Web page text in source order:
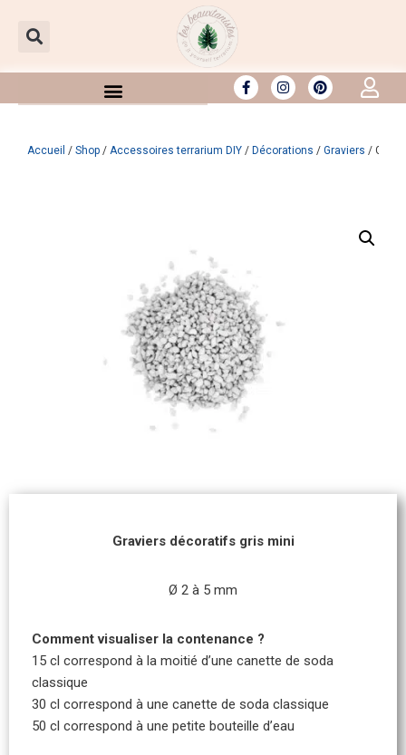
Aller
au
Accueil / Shop / Accessoires terrarium DIY / Décorations / Graviers /
Graviers décoratifs gris mini
Ø 2 à 5 mm
Comment visualiser la contenance ?
15 cl correspond à la moitié d’une canette de soda
classique
30 cl correspond à une canette de soda classique
50 cl correspond à une petite bouteille d’eau